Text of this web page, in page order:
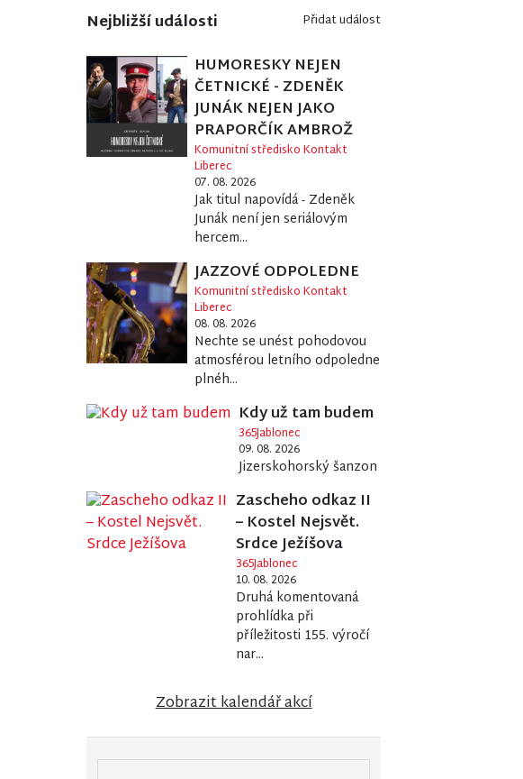
Nejbližší události Přidat událost
HUMORESKY NEJEN
ČETNICKÉ - ZDENĚK
JUNÁK NEJEN JAKO
PRAPORČÍK AMBROŽ
Komunitní středisko Kontakt
Liberec
07. 08. 2026
Jak titul napovídá - Zdeněk
Junák není jen seriálovým
hercem...
JAZZOVÉ ODPOLEDNE
Komunitní středisko Kontakt
Liberec
08. 08. 2026
Nechte se unést pohodovou
atmosférou letního odpoledne
plnéh...
Kdy už tam budem
365Jablonec
09. 08. 2026
Jizerskohorský šanzon
Zascheho odkaz II
– Kostel Nejsvět.
Srdce Ježíšova
365Jablonec
10. 08. 2026
Druhá komentovaná
prohlídka při
příležitosti 155. výročí
nar...
Zobrazit kalendář akcí